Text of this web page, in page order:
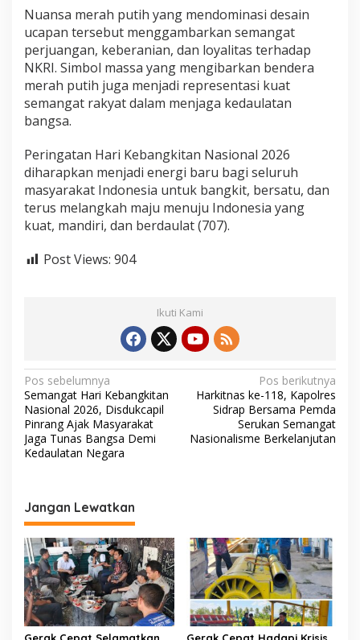
n
N
e
a
r
a
Nuansa merah putih yang mendominasi desain
ucapan tersebut menggambarkan semangat
perjuangan, keberanian, dan loyalitas terhadap
NKRI. Simbol massa yang mengibarkan bendera
merah putih juga menjadi representasi kuat
semangat rakyat dalam menjaga kedaulatan
bangsa.
Peringatan Hari Kebangkitan Nasional 2026
diharapkan menjadi energi baru bagi seluruh
masyarakat Indonesia untuk bangkit, bersatu, dan
terus melangkah maju menuju Indonesia yang
kuat, mandiri, dan berdaulat (707).
Post Views: 904
Ikuti Kami
N
a
v
i
a
s
i
p
o
s
Pos sebelumnya
Semangat Hari Kebangkitan
Nasional 2026, Disdukcapil
Pinrang Ajak Masyarakat
Jaga Tunas Bangsa Demi
Kedaulatan Negara
Pos berikutnya
Harkitnas ke-118, Kapolres
Sidrap Bersama Pemda
Serukan Semangat
Nasionalisme Berkelanjutan
Jangan Lewatkan